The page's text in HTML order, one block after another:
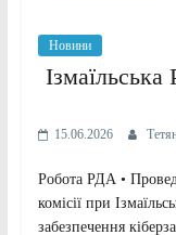
Новини
15.06.2026
Робота РДА •
комісії при
забезпечення